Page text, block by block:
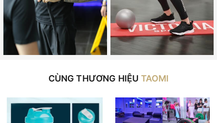
CÙNG THƯƠNG HIỆU TAOMI